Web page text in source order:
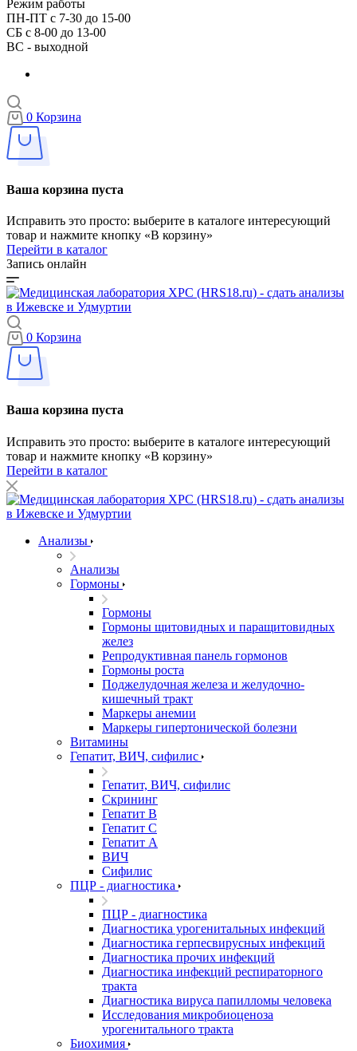
Режим работы
ПН-ПТ с 7-30 до 15-00
СБ с 8-00 до 13-00
ВС - выходной
0 Корзина
Ваша корзина пуста
Исправить это просто: выберите в каталоге интересующий
товар и нажмите кнопку «В корзину»
Перейти в каталог
Запись онлайн
0 Корзина
Ваша корзина пуста
Исправить это просто: выберите в каталоге интересующий
товар и нажмите кнопку «В корзину»
Перейти в каталог
Анализы
Анализы
Гормоны
Гормоны
Гормоны щитовидных и паращитовидных
желез
Репродуктивная панель гормонов
Гормоны роста
Поджелудочная железа и желудочно-
кишечный тракт
Маркеры анемии
Маркеры гипертонической болезни
Витамины
Гепатит, ВИЧ, сифилис
Гепатит, ВИЧ, сифилис
Скрининг
Гепатит В
Гепатит С
Гепатит А
ВИЧ
Сифилис
ПЦР - диагностика
ПЦР - диагностика
Диагностика урогенитальных инфекций
Диагностика герпесвирусных инфекций
Диагностика прочих инфекций
Диагностика инфекций респираторного
тракта
Диагностика вируса папилломы человека
Исследования микробиоценоза
урогенитального тракта
Биохимия